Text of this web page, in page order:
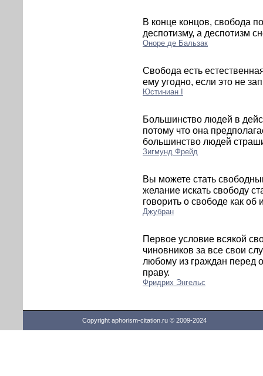
В конце концов, свобода
деспотизму, а деспотизм
Оноре де Бальзак
Свобода есть
ему угодно, если это не
Юстиниан I
Большинство людей в
потому что она
большинство людей
Зигмунд Фрейд
Вы можете стать
желание искать свободу
говорить о свободе как об
Джубран
Первое условие всякой
чиновников за все свои
любому из граждан перед
праву.
Фридрих Энгельс
Copyright aphorism-citation.ru © 2009-2024